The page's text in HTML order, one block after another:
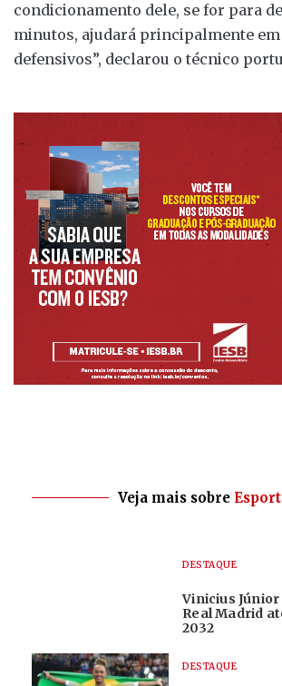
condicionamento dele, se for para
minutos, ajudará principalmente
defensivos”, declarou o técnico
Veja mais sobre
DESTAQUE
Vinicius
Real Madrid
2032
DESTAQUE